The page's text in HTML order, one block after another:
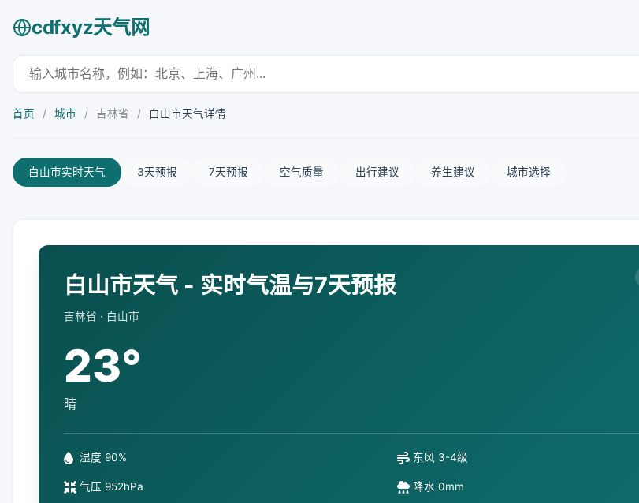
cdfxyz天气网
首页 / 城市 / 吉林省 / 白山市天气详情
白山市实时天气 3天预报 7天预报 空气质量 出行建议 养生建议 城市选择
白山市天气 - 实时气温与7天预报
吉林省 · 白山市
23°
晴
湿度 90% 东风 3-4级
气压 952hPa 降水 0mm